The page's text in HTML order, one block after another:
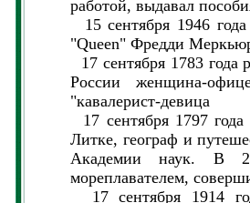
работой, выдавал
15 сентября 1946
"Queen" Фредди
17 сентября 1783 года
России женщина-
"кавалерист-девица
17 сентября 1797
Литке, географ и
Академии наук. В
мореплавателем,
17 сентября 1914